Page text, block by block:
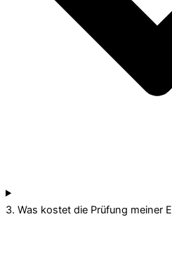
3. Was kostet die Prüfung meiner